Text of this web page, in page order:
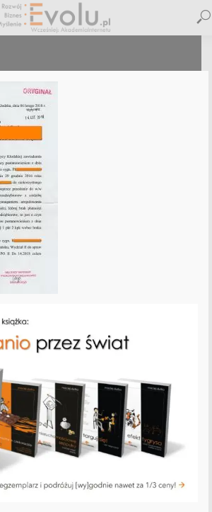
akademia-internetu
komentarz
DODAJ
KOMENTARZ